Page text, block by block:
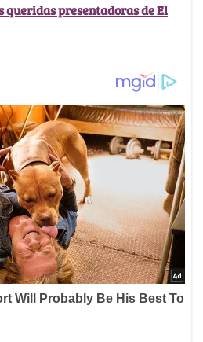
queridas presentadoras de El